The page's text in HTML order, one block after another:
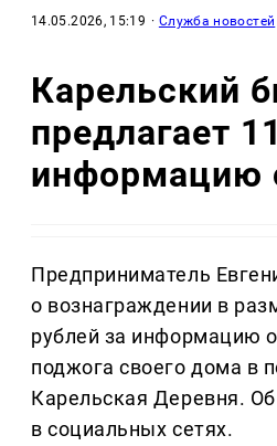
14.05.2026, 15:19 · Служба новостей
Карельский
предлагает
информацию
Предприниматель
о вознаграждении в
рублей за информацию
поджога своего дома в
Карельская Деревня.
в социальных сетях.